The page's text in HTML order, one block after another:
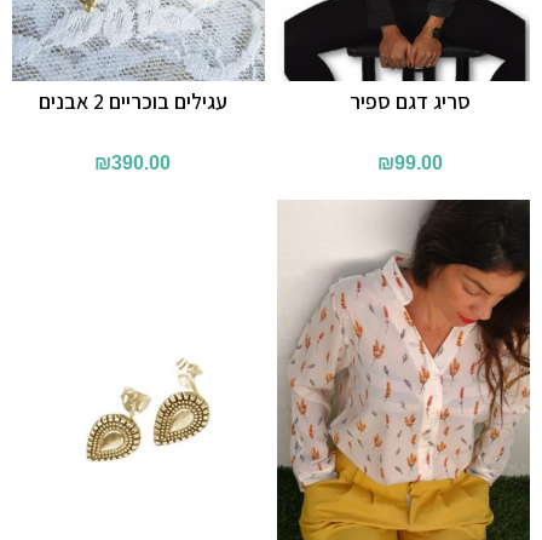
עגילים בוכריים 2 אבנים
₪390.00
סריג דגם ספיר
₪99.00